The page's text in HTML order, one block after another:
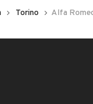
Torino Alfa